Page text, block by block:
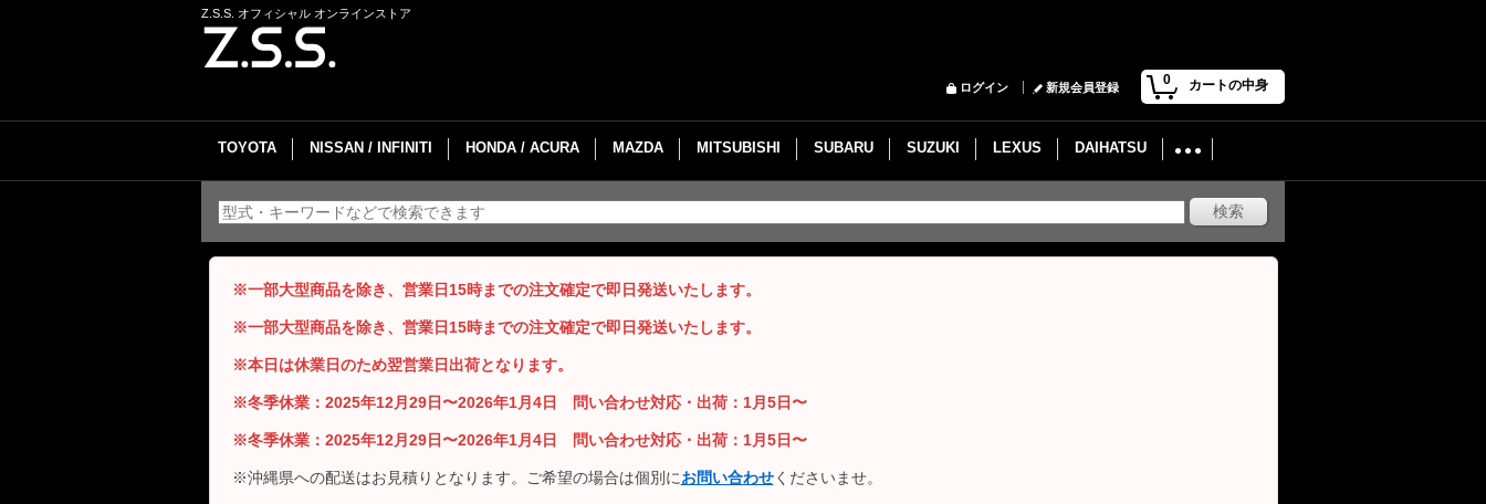
Z.S.S. オフィシャル オンラインストア
0 カートの中身
ログイン 新規会員登録
TOYOTA NISSAN / INFINITI HONDA / ACURA MAZDA MITSUBISHI SUBARU SUZUKI LEXUS DAIHATSU
※一部大型商品を除き、営業日15時までの注文確定で即日発送いたします。
※一部大型商品を除き、営業日15時までの注文確定で即日発送いたします。
※本日は休業日のため翌営業日出荷となります。
※冬季休業：2025年12月29日〜2026年1月4日 問い合わせ対応・出荷：1月5日〜
※冬季休業：2025年12月29日〜2026年1月4日 問い合わせ対応・出荷：1月5日〜
※沖縄県への配送はお見積りとなります。ご希望の場合は個別にお問い合わせくださいませ。